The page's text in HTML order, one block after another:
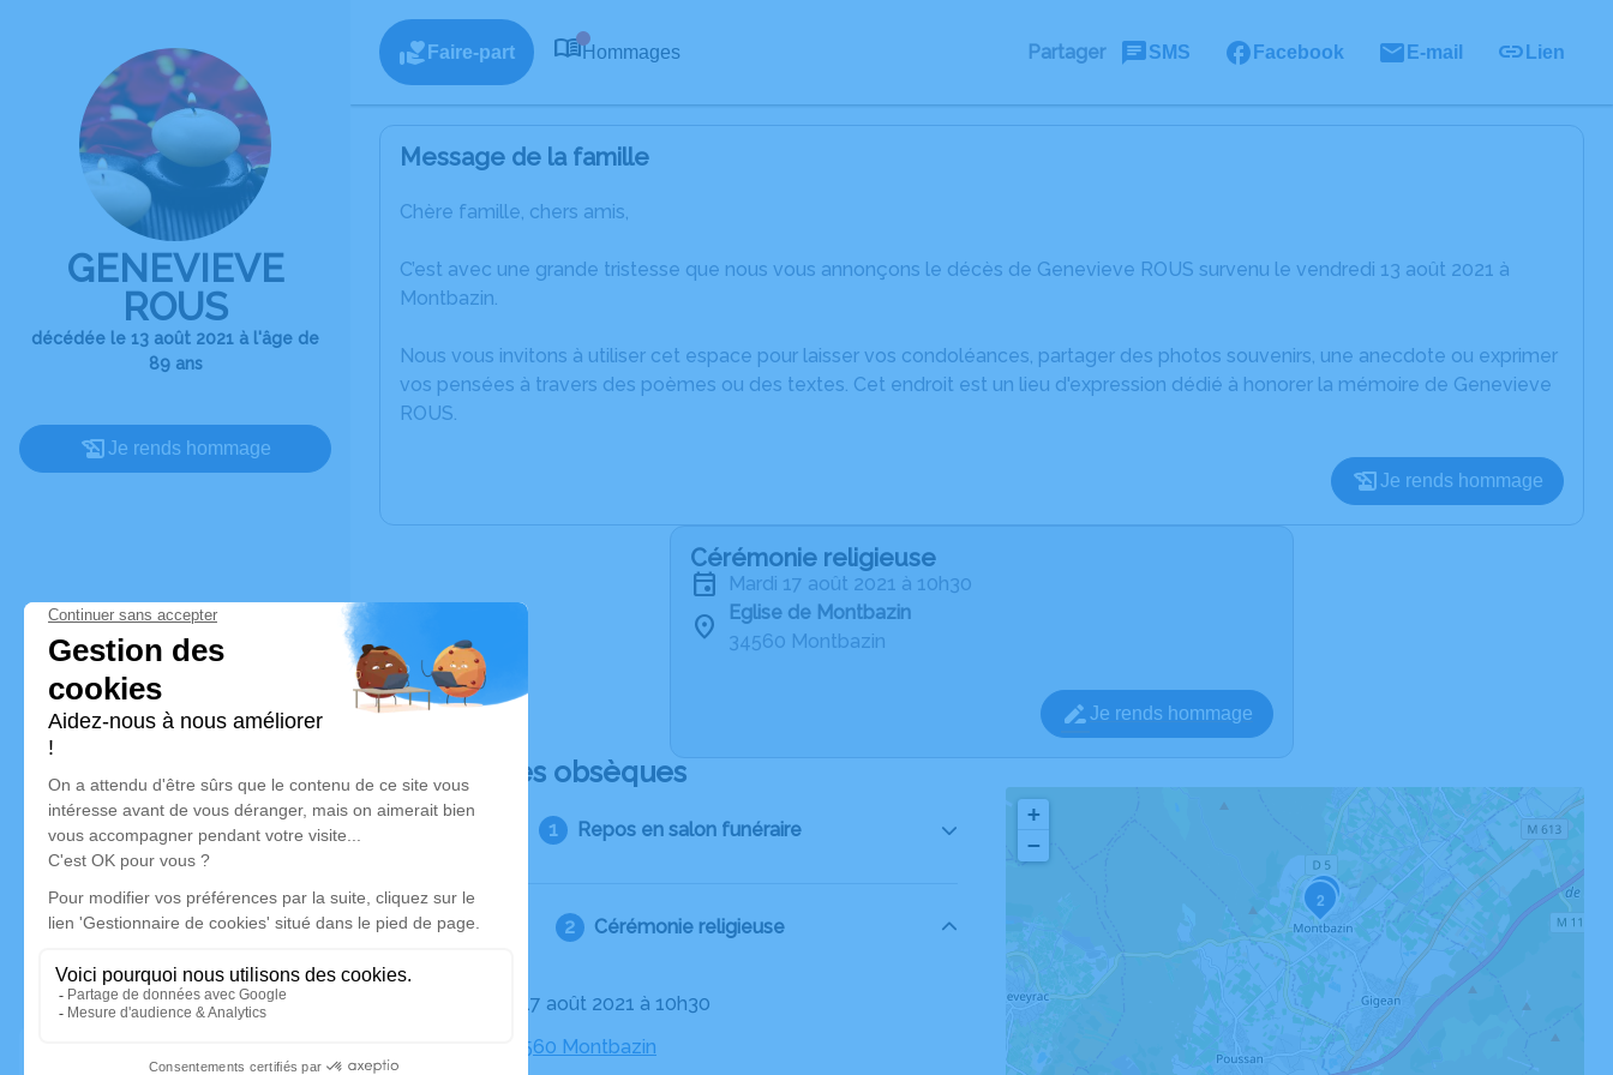
GENEVIEVE
ROUS
décédée le 13 août 2021 à l'âge de
89 ans
Je rends hommage
Faire-part Hommages Partager SMS Facebook E-mail Lien
Message de la famille
Chère famille, chers amis,
C’est avec une grande tristesse que nous vous annonçons le décès de Genevieve ROUS survenu le vendredi 13 août 2021 à
Montbazin.
Nous vous invitons à utiliser cet espace pour laisser vos condoléances, partager des photos souvenirs, une anecdote ou exprimer
vos pensées à travers des poèmes ou des textes. Cet endroit est un lieu d'expression dédié à honorer la mémoire de Genevieve
ROUS.
Je rends hommage
Cérémonie religieuse
mardi 17 août 2021 à 10h30
Eglise de Montbazin
34560 Montbazin
Je rends hommage
Déroulé des obsèques
Repos en salon funéraire
Cérémonie religieuse
Le mardi 17 août 2021 à 10h30
Eglise, 34560 Montbazin
23
+
−